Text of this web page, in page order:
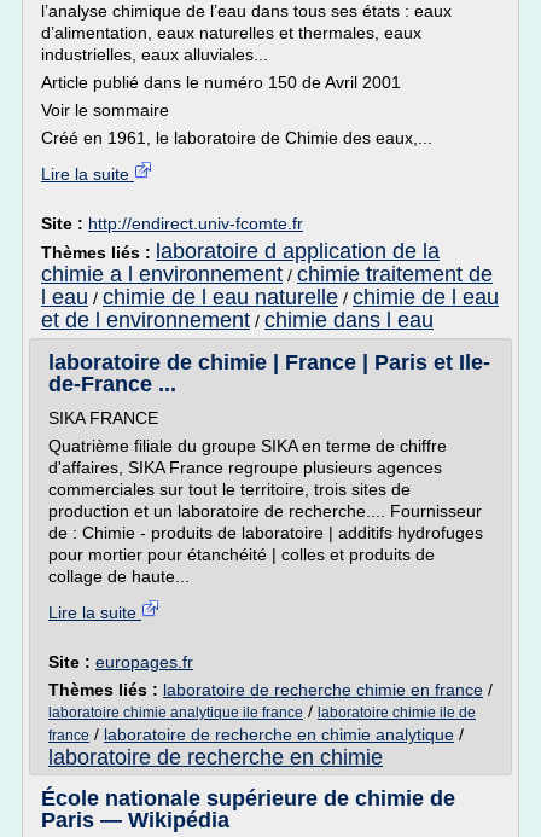
l’analyse chimique de l’eau dans tous ses états : eaux
d’alimentation, eaux naturelles et thermales, eaux
industrielles, eaux alluviales...
Article publié dans le numéro 150 de Avril 2001
Voir le sommaire
Créé en 1961, le laboratoire de Chimie des eaux,...
Lire la suite
Site : http://endirect.univ-fcomte.fr
Thèmes liés : laboratoire d application de la
chimie a l environnement / chimie traitement de
l eau / chimie de l eau naturelle / chimie de l eau
et de l environnement / chimie dans l eau
laboratoire de chimie | France | Paris et Ile-
de-France ...
SIKA FRANCE
Quatrième filiale du groupe SIKA en terme de chiffre
d'affaires, SIKA France regroupe plusieurs agences
commerciales sur tout le territoire, trois sites de
production et un laboratoire de recherche.... Fournisseur
de : Chimie - produits de laboratoire | additifs hydrofuges
pour mortier pour étanchéité | colles et produits de
collage de haute...
Lire la suite
Site : europages.fr
Thèmes liés : laboratoire de recherche chimie en france /
laboratoire chimie analytique ile france / laboratoire chimie ile de
france / laboratoire de recherche en chimie analytique /
laboratoire de recherche en chimie
École nationale supérieure de chimie de
Paris — Wikipédia